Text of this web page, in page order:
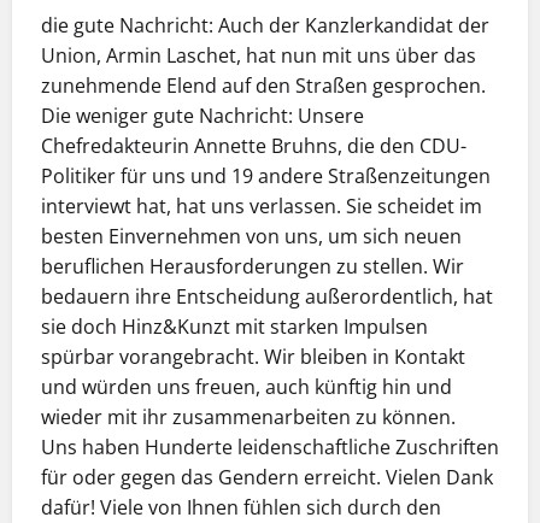
die gute Nachricht: Auch der Kanzlerkandidat der
Union, Armin Laschet, hat nun mit uns über das
zunehmende Elend auf den Straßen gesprochen.
Die weniger gute Nachricht: Unsere
Chefredakteurin Annette Bruhns, die den CDU-
Politiker für uns und 19 andere Straßenzeitungen
interviewt hat, hat uns verlassen. Sie scheidet im
besten Einvernehmen von uns, um sich neuen
beruflichen Herausforderungen zu stellen. Wir
bedauern ihre Entscheidung außerordentlich, hat
sie doch Hinz&Kunzt mit starken Impulsen
spürbar vorangebracht. Wir bleiben in Kontakt
und würden uns freuen, auch künftig hin und
wieder mit ihr zusammenarbeiten zu können.
Uns haben Hunderte leidenschaftliche Zuschriften
für oder gegen das Gendern erreicht. Vielen Dank
dafür! Viele von Ihnen fühlen sich durch den